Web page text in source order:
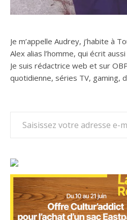
Je m’appelle Audrey, j’habite à
Alex alias l’homme, qui écrit
Je suis rédactrice web et sur
quotidienne, séries TV, gaming,